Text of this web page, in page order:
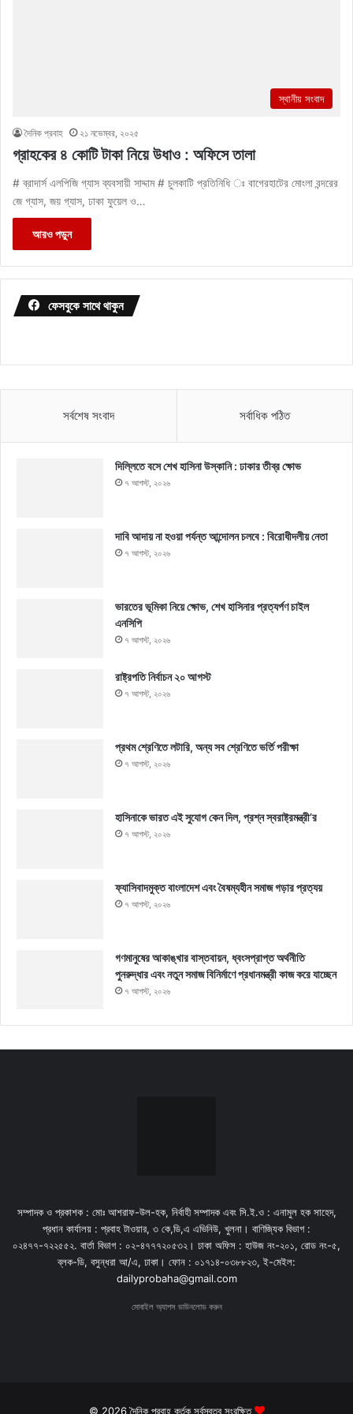
স্থানীয় সংবাদ
দৈনিক প্রবাহ ২১ নভেম্বর, ২০২৫
গ্রাহকের ৪ কোটি টাকা নিয়ে উধাও : অফিসে তালা
# ব্রাদার্স এলপিজি গ্যাস ব্যবসায়ী সাদ্দাম # চুলকাটি প্রতিনিধি ঃ বাগেরহাটের মোংলা বন্দরের
জে গ্যাস, জয় গ্যাস, ঢাকা ফুয়েল ও…
আরও পড়ুন
ফেসবুকে সাথে থাকুন
সর্বশেষ সংবাদ সর্বাধিক পঠিত
দিল্লিতে বসে শেখ হাসিনা উস্কানি : ঢাকার তীব্র ক্ষোভ
৭ আগস্ট, ২০২৬
দাবি আদায় না হওয়া পর্যন্ত আন্দোলন চলবে : বিরোধীদলীয় নেতা
৭ আগস্ট, ২০২৬
ভারতের ভূমিকা নিয়ে ক্ষোভ, শেখ হাসিনার প্রত্যর্পণ চাইল
এনসিপি
৭ আগস্ট, ২০২৬
রাষ্ট্রপতি নির্বাচন ২০ আগস্ট
৭ আগস্ট, ২০২৬
প্রথম শ্রেণিতে লটারি, অন্য সব শ্রেণিতে ভর্তি পরীক্ষা
৭ আগস্ট, ২০২৬
হাসিনাকে ভারত এই সুযোগ কেন দিল, প্রশ্ন স্বরাষ্ট্রমন্ত্রী’র
৭ আগস্ট, ২০২৬
ফ্যাসিবাদমুক্ত বাংলাদেশ এবং বৈষম্যহীন সমাজ গড়ার প্রত্যয়
৭ আগস্ট, ২০২৬
গণমানুষের আকাঙ্খার বাস্তবায়ন, ধ্বংসপ্রাপ্ত অর্থনীতি
পুনরুদ্ধার এবং নতুন সমাজ বিনির্মাণে প্রধানমন্ত্রী কাজ করে যাচ্ছেন
৭ আগস্ট, ২০২৬
সম্পাদক ও প্রকাশক : মোঃ আশরাফ-উল-হক, নির্বাহী সম্পাদক এবং সি.ই.ও : এনামুল হক সাহেদ,
প্রধান কার্যালয় : প্রবাহ টাওয়ার, ৩ কে,ডি,এ এভিনিউ, খুলনা। বাণিজ্যিক বিভাগ :
০২৪৭৭-৭২২৫৫২. বার্তা বিভাগ : ০২-৪৭৭৭২০৫৩২। ঢাকা অফিস : হাউজ নং-২০১, রোড নং-৫,
ব্লক-ডি, বসুন্ধরা আ/এ, ঢাকা। ফোন : ০১৭১৪-০৩৮৮২৩, ই-মেইল:
dailyprobaha@gmail.com
মোবাইল অ্যাপস ডাউনলোড করুন
© 2026 দৈনিক প্রবাহ কর্তৃক সর্বস্বত্ব সংরক্ষিত